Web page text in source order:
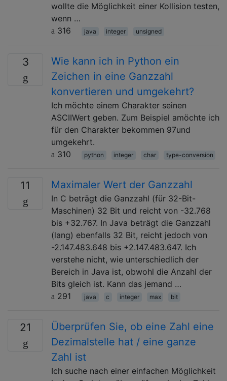
wollte die Möglichkeit einer Kollision testen,
wenn …
316
java integer unsigned
3
Wie kann ich in Python ein
Zeichen in eine Ganzzahl
konvertieren und umgekehrt?
Ich möchte einem Charakter seinen
ASCIIWert geben. Zum Beispiel amöchte ich
für den Charakter bekommen 97und
umgekehrt.
310
python integer char type-conversion
11 Maximaler Wert der Ganzzahl
In C beträgt die Ganzzahl (für 32-Bit-
Maschinen) 32 Bit und reicht von -32.768
bis +32.767. In Java beträgt die Ganzzahl
(lang) ebenfalls 32 Bit, reicht jedoch von
-2.147.483.648 bis +2.147.483.647. Ich
verstehe nicht, wie unterschiedlich der
Bereich in Java ist, obwohl die Anzahl der
Bits gleich ist. Kann das jemand …
291
java c integer max bit
21
Überprüfen Sie, ob eine Zahl eine
Dezimalstelle hat / eine ganze
Zahl ist
Ich suche nach einer einfachen Möglichkeit